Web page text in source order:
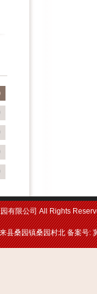
有限公司 All Rights
县桑园镇桑园村北 备案号: